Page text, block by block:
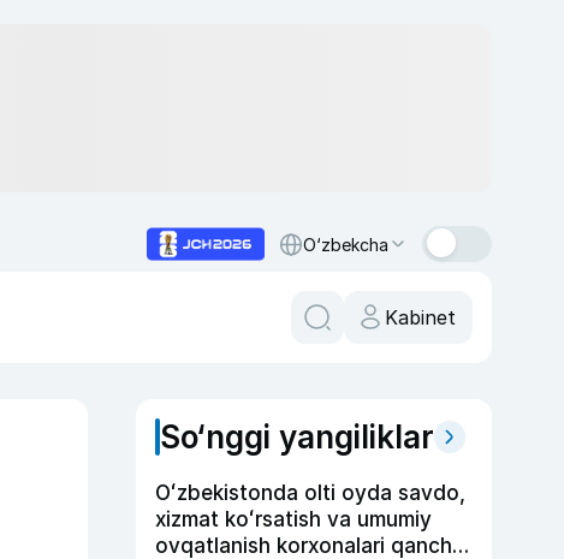
O‘zbekcha
Kabinet
So‘nggi yangiliklar
Oʻzbekistonda olti oyda savdo,
xizmat koʻrsatish va umumiy
ovqatlanish korxonalari qancha